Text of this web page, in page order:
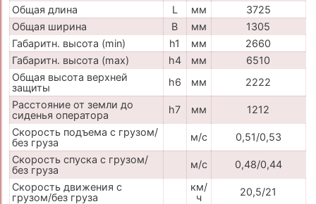
Общая длина
L мм
3725
Общая ширина
B мм
1305
Габаритн. высота (min)
h1 мм
2660
Габаритн. высота (max)
h4 мм
6510
Общая высота верхней
защиты
h6 мм
2222
Расстояние от земли до
сиденья оператора
h7 мм
1212
Скорость подъема с грузом/
без груза
м/с
0,51/0,53
Скорость спуска с грузом/
без груза
м/с
0,48/0,44
Скорость движения с
грузом/без груза
км/
ч
20,5/21